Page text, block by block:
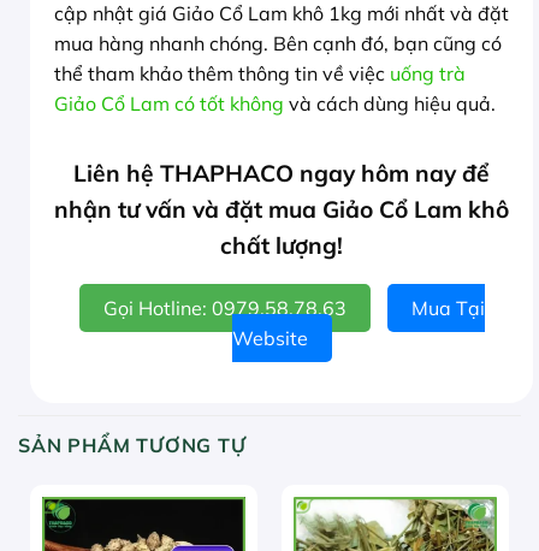
cập nhật giá Giảo Cổ Lam khô 1kg mới nhất và đặt
mua hàng nhanh chóng. Bên cạnh đó, bạn cũng có
thể tham khảo thêm thông tin về việc uống trà
Giảo Cổ Lam có tốt không và cách dùng hiệu quả.
Liên hệ THAPHACO ngay hôm nay để
nhận tư vấn và đặt mua Giảo Cổ Lam khô
chất lượng!
Gọi Hotline: 0979.58.78.63
Mua Tại
Website
SẢN PHẨM TƯƠNG TỰ